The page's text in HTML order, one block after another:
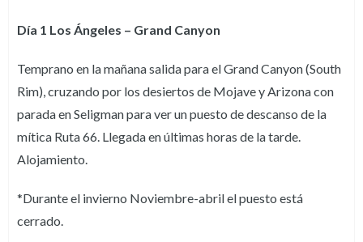
Día 1 Los Ángeles – Grand Canyon
Temprano en la mañana salida para el Grand Canyon (South
Rim), cruzando por los desiertos de Mojave y Arizona con
parada en Seligman para ver un puesto de descanso de la
mítica Ruta 66. Llegada en últimas horas de la tarde.
Alojamiento.
*Durante el invierno Noviembre-abril el puesto está
cerrado.